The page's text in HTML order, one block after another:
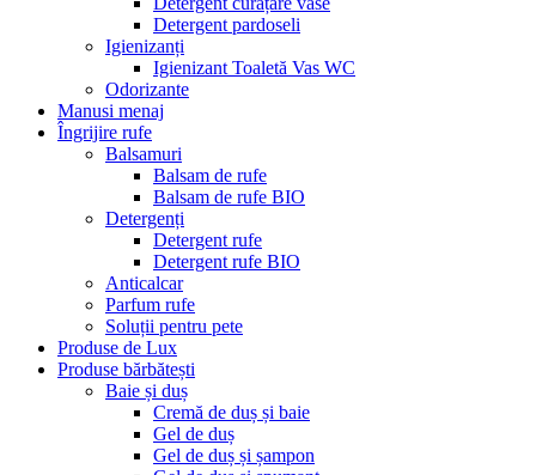
Detergent pardoseli
Igienizanți
Igienizant Toaletă Vas WC
Odorizante
Manusi menaj
Îngrijire rufe
Balsamuri
Balsam de rufe
Balsam de rufe BIO
Detergenți
Detergent rufe
Detergent rufe BIO
Anticalcar
Parfum rufe
Soluții pentru pete
Produse de Lux
Produse bărbătești
Baie și duș
Cremă de duș și baie
Gel de duș
Gel de duș și șampon